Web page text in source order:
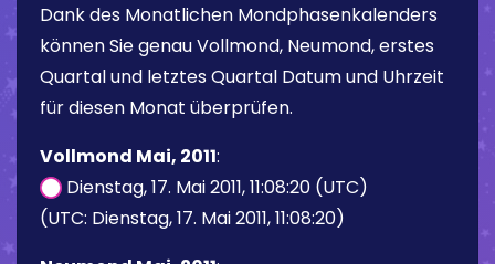
Dank des Monatlichen Mondphasenkalenders
können Sie genau Vollmond, Neumond, erstes
Quartal und letztes Quartal Datum und Uhrzeit
für diesen Monat überprüfen.
Vollmond Mai, 2011:
Dienstag, 17. Mai 2011, 11:08:20 (UTC)
(UTC: Dienstag, 17. Mai 2011, 11:08:20)